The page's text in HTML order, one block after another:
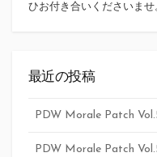
ひお付き合いくださいませ
最近の投稿
PDW Morale Patch
PDW Morale Patch